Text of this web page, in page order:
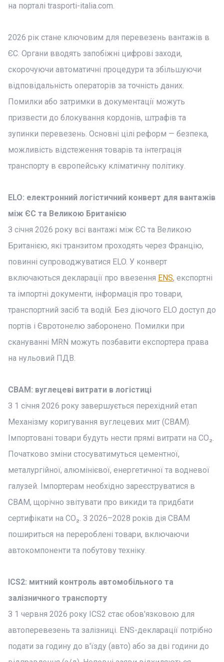
на порталі trasporti-italia.com.
2026 рік стане ключовим для перевезень вантажів в
ЄС. Органи вводять запобіжні цифрові заходи,
скорочуючи автоматичні процедури та збільшуючи
відповідальність операторів за точність даних.
Помилки або затримки в документації можуть
призвести до блокування кордонів, штрафів та
зупинки перевезень. Основні цілі реформ — безпека,
можливість відстеження товарів та інтеграція
транспорту в європейську кліматичну політику.
ELO: електронний логістичний конверт для вантажів
між ЄС та Великою Британією
З січня 2026 року всі вантажі між ЄС та Великою
Британією, які транзитом проходять через Францію,
повинні супроводжуватися ELO. У конверт
включаються декларації про ввезення ENS, експортні
та імпортні документи, інформація про товари,
транспортний засіб та водій. Без діючого ELO доступ до
портів і Євротонелю заборонено. Помилки при
скануванні MRN можуть позбавити експортера права
на нульовий ПДВ.
CBAM: вуглецеві витрати в логістиці
З 1 січня 2026 року завершується перехідний етап
Механізму коригування вуглецевих мит (CBAM).
Імпортовані товари будуть нести прямі витрати на CO₂.
Початково зміни стосуватимуться цементної,
металургійної, алюмінієвої, енергетичної та водневої
галузей. Імпортерам необхідно зареєструватися в
CBAM, щорічно звітувати про викиди та придбати
сертифікати на CO₂. З 2026–2028 років дія CBAM
пошириться на перероблені товари, включаючи
автокомпоненти та побутову техніку.
ICS2: митний контроль автомобільного та
залізничного транспорту
З 1 червня 2026 року ICS2 стає обов'язковою для
автоперевезень та залізниці. ENS-декларації потрібно
подати за годину до в'їзду (авто) або за дві години до